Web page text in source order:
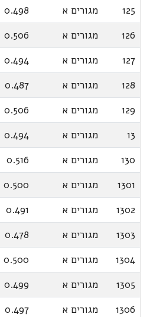
125
מגורים א 0.498
126
מגורים א 0.506
127
מגורים א 0.494
128
מגורים א 0.487
129
מגורים א 0.506
13
מגורים א 0.494
130
מגורים א 0.516
1301
מגורים א
0.500
1302
מגורים א
0.491
1303
מגורים א
0.478
1304
מגורים א
0.500
1305
מגורים א
0.499
1306
מגורים א
0.497